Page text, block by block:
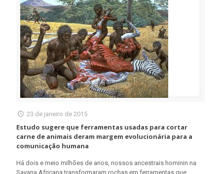
23 de janeiro de 2015
Estudo sugere que ferramentas usadas para cortar
carne de animais deram margem evolucionária para a
comunicação humana
Há dois e meio milhões de anos, nossos ancestrais hominin na
Savana Africana transformaram rochas em ferramentas que